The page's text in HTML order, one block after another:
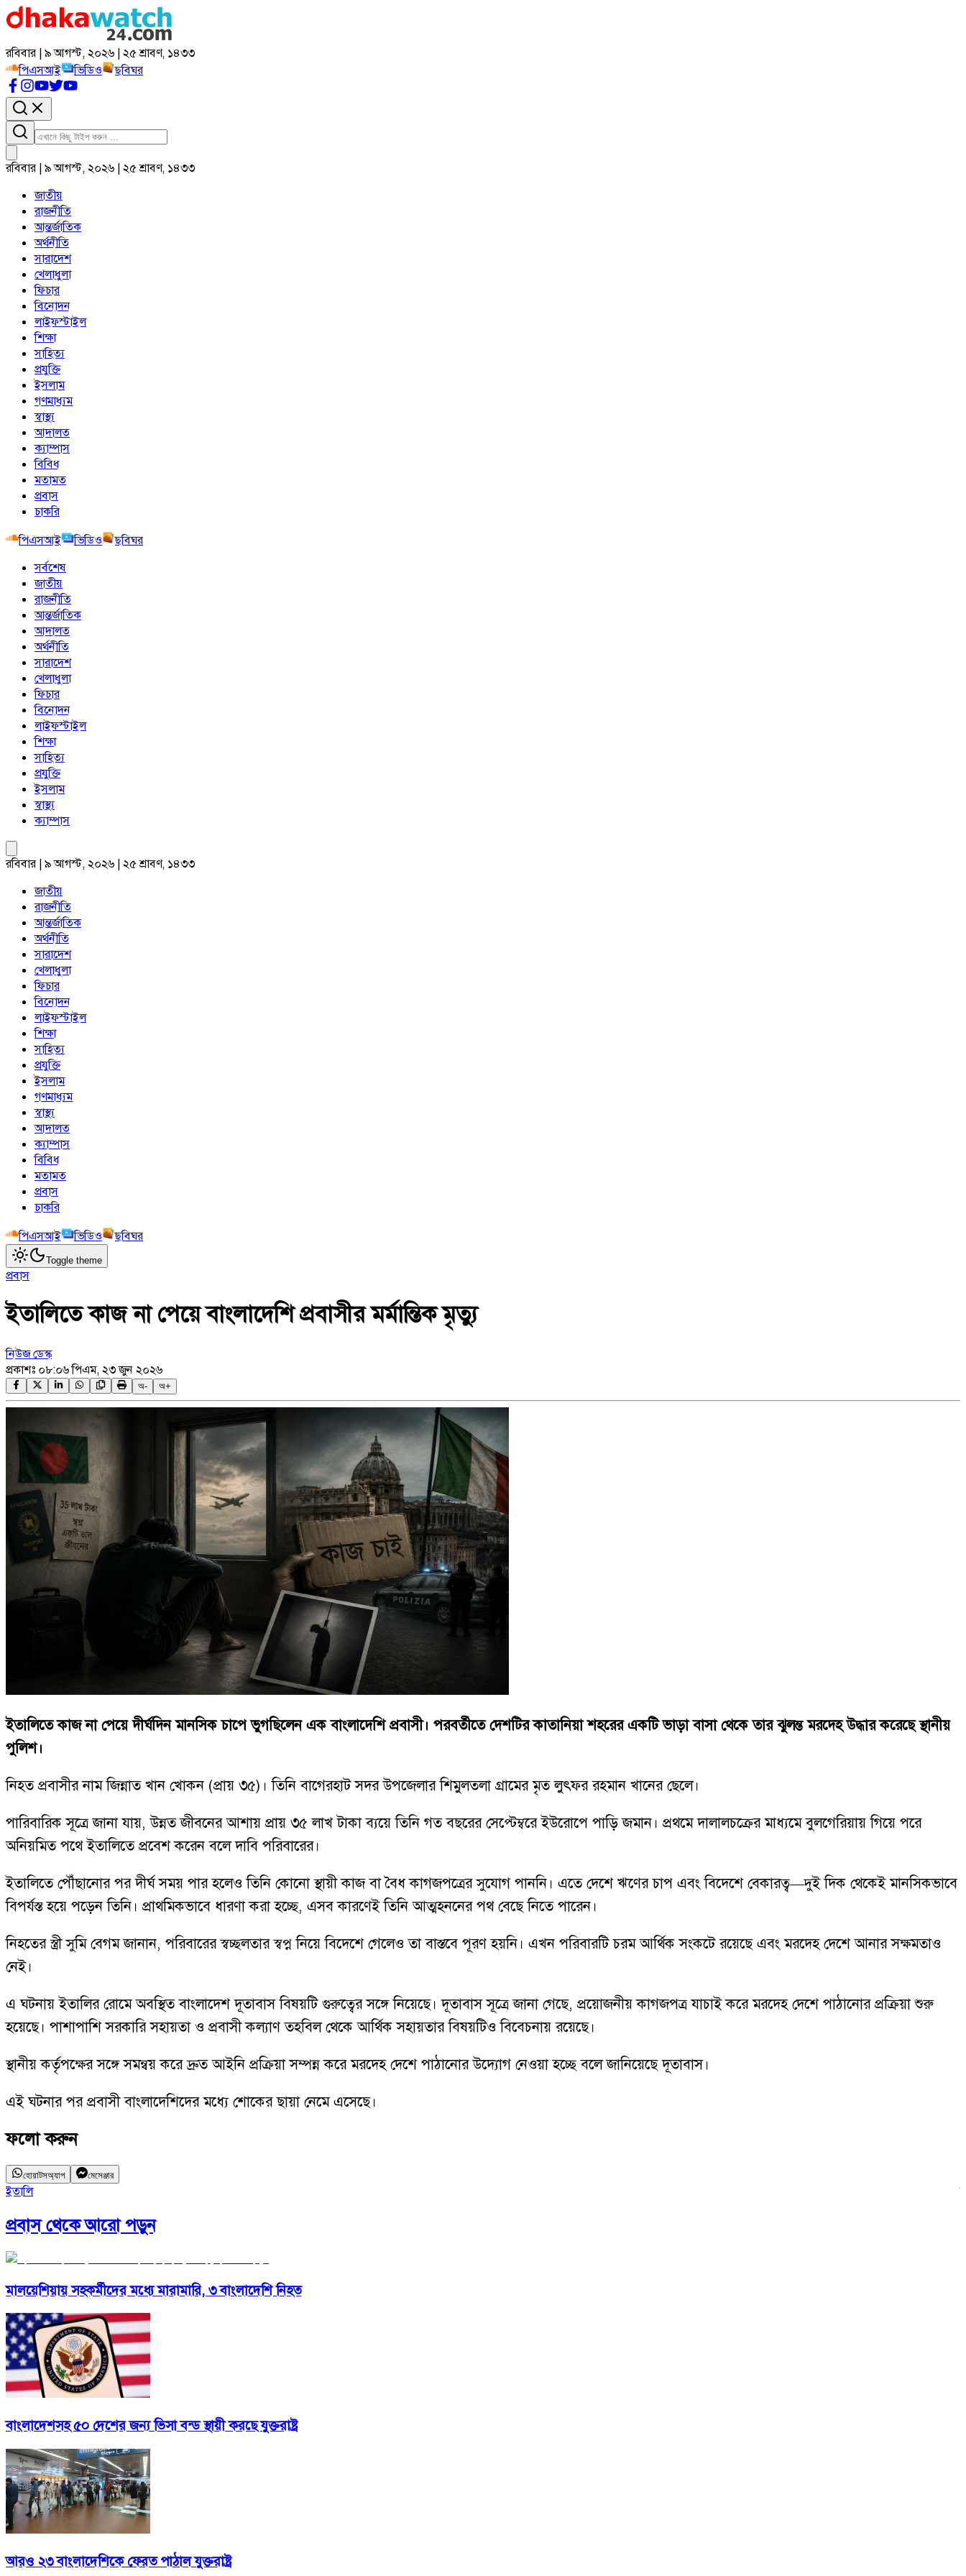
রবিবার | ৯ আগস্ট, ২০২৬ | ২৫ শ্রাবণ, ১৪৩৩
পিএসআই
ভিডিও ছবিঘর
রবিবার | ৯ আগস্ট, ২০২৬ | ২৫ শ্রাবণ, ১৪৩৩
জাতীয়
রাজনীতি
আন্তর্জাতিক
অর্থনীতি
সারাদেশ
খেলাধুলা
ফিচার
বিনোদন
লাইফস্টাইল
শিক্ষা
সাহিত্য
প্রযুক্তি
ইসলাম
গণমাধ্যম
স্বাস্থ্য
আদালত
ক্যাম্পাস
বিবিধ
মতামত
প্রবাস
চাকরি
পিএসআই
ভিডিও
ছবিঘর
সর্বশেষ
জাতীয়
রাজনীতি
আন্তর্জাতিক
আদালত
অর্থনীতি
সারাদেশ
খেলাধুলা
ফিচার
বিনোদন
লাইফস্টাইল
শিক্ষা
সাহিত্য
প্রযুক্তি
ইসলাম
স্বাস্থ্য
ক্যাম্পাস
রবিবার | ৯ আগস্ট, ২০২৬ | ২৫ শ্রাবণ, ১৪৩৩
জাতীয়
রাজনীতি
আন্তর্জাতিক
অর্থনীতি
সারাদেশ
খেলাধুলা
ফিচার
বিনোদন
লাইফস্টাইল
শিক্ষা
সাহিত্য
প্রযুক্তি
ইসলাম
গণমাধ্যম
স্বাস্থ্য
আদালত
ক্যাম্পাস
বিবিধ
মতামত
প্রবাস
চাকরি
পিএসআই
ভিডিও ছবিঘর
Toggle theme
প্রবাস
ইতালিতে কাজ না পেয়ে বাংলাদেশি প্রবাসীর মর্মান্তিক মৃত্যু
নিউজ ডেস্ক
প্রকাশঃ ০৮:০৬ পিএম, ২৩ জুন ২০২৬
অ- অ+
ইতালিতে কাজ না পেয়ে দীর্ঘদিন মানসিক চাপে ভুগছিলেন এক বাংলাদেশি প্রবাসী। পরবর্তীতে দেশটির কাতানিয়া শহরের একটি ভাড়া বাসা থেকে তার ঝুলন্ত মরদেহ উদ্ধার করেছে স্থানীয়
পুলিশ।
নিহত প্রবাসীর নাম জিন্নাত খান খোকন (প্রায় ৩৫)। তিনি বাগেরহাট সদর উপজেলার শিমুলতলা গ্রামের মৃত লুৎফর রহমান খানের ছেলে।
পারিবারিক সূত্রে জানা যায়, উন্নত জীবনের আশায় প্রায় ৩৫ লাখ টাকা ব্যয়ে তিনি গত বছরের সেপ্টেম্বরে ইউরোপে পাড়ি জমান। প্রথমে দালালচক্রের মাধ্যমে বুলগেরিয়ায় গিয়ে পরে
অনিয়মিত পথে ইতালিতে প্রবেশ করেন বলে দাবি পরিবারের।
ইতালিতে পৌঁছানোর পর দীর্ঘ সময় পার হলেও তিনি কোনো স্থায়ী কাজ বা বৈধ কাগজপত্রের সুযোগ পাননি। এতে দেশে ঋণের চাপ এবং বিদেশে বেকারত্ব—দুই দিক থেকেই মানসিকভাবে
বিপর্যস্ত হয়ে পড়েন তিনি। প্রাথমিকভাবে ধারণা করা হচ্ছে, এসব কারণেই তিনি আত্মহননের পথ বেছে নিতে পারেন।
নিহতের স্ত্রী সুমি বেগম জানান, পরিবারের স্বচ্ছলতার স্বপ্ন নিয়ে বিদেশে গেলেও তা বাস্তবে পূরণ হয়নি। এখন পরিবারটি চরম আর্থিক সংকটে রয়েছে এবং মরদেহ দেশে আনার সক্ষমতাও
নেই।
এ ঘটনায় ইতালির রোমে অবস্থিত বাংলাদেশ দূতাবাস বিষয়টি গুরুত্বের সঙ্গে নিয়েছে। দূতাবাস সূত্রে জানা গেছে, প্রয়োজনীয় কাগজপত্র যাচাই করে মরদেহ দেশে পাঠানোর প্রক্রিয়া শুরু
হয়েছে। পাশাপাশি সরকারি সহায়তা ও প্রবাসী কল্যাণ তহবিল থেকে আর্থিক সহায়তার বিষয়টিও বিবেচনায় রয়েছে।
স্থানীয় কর্তৃপক্ষের সঙ্গে সমন্বয় করে দ্রুত আইনি প্রক্রিয়া সম্পন্ন করে মরদেহ দেশে পাঠানোর উদ্যোগ নেওয়া হচ্ছে বলে জানিয়েছে দূতাবাস।
এই ঘটনার পর প্রবাসী বাংলাদেশিদের মধ্যে শোকের ছায়া নেমে এসেছে।
ফলো করুন
হোয়াটসঅ্যাপ মেসেঞ্জার
ইতালি
প্রবাসথেকে আরো পড়ুন
মালয়েশিয়ায় সহকর্মীদের মধ্যে মারামারি, ৩ বাংলাদেশি নিহত
বাংলাদেশসহ ৫০ দেশের জন্য ভিসা বন্ড স্থায়ী করছে যুক্তরাষ্ট্র
আরও ২৩ বাংলাদেশিকে ফেরত পাঠাল যুক্তরাষ্ট্র